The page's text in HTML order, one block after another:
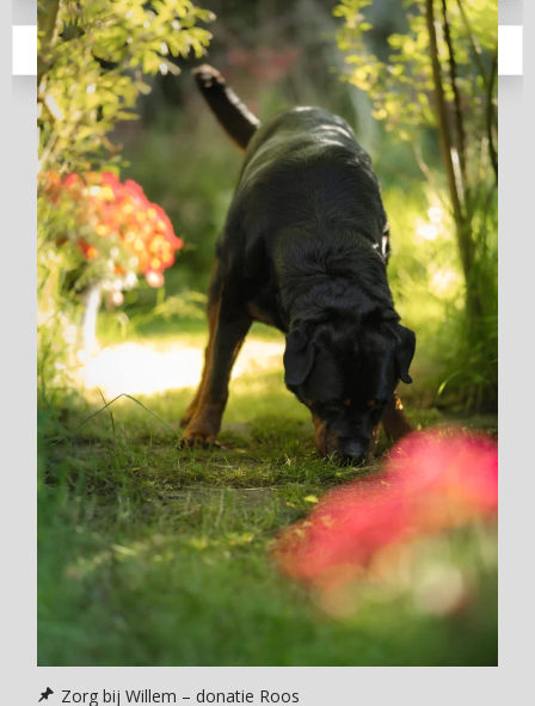
Zorg bij Willem – donatie Roos